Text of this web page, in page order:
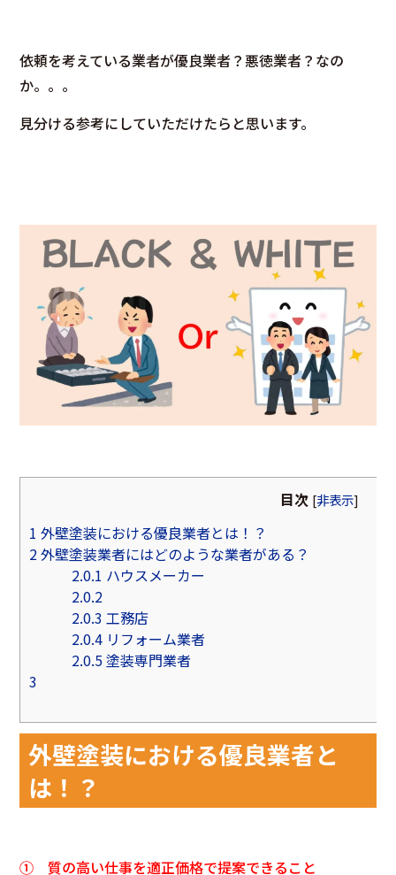
依頼を考えている業者が優良業者？悪徳業者？なの
か。。。
見分ける参考にしていただけたらと思います。
目次 [非表示]
1 外壁塗装における優良業者とは！？
2外壁塗装業者にはどのような業者がある？
2.0.1 ハウスメーカー
2.0.2
2.0.3 工務店
2.0.4 リフォーム業者
2.0.5塗装専門業者
3
外壁塗装における優良業者と
は！？
① 質の高い仕事を適正価格で提案できること